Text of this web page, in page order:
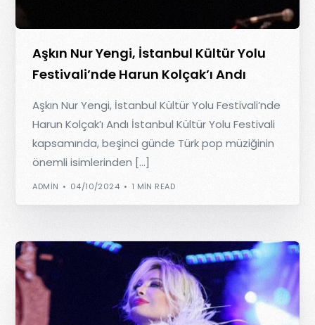
Aşkın Nur Yengi, İstanbul Kültür Yolu
Festivali’nde Harun Kolçak’ı Andı
Aşkın Nur Yengi, İstanbul Kültür Yolu Festivali’nde
Harun Kolçak’ı Andı İstanbul Kültür Yolu Festivali
kapsamında, beşinci günde Türk pop müziğinin
önemli isimlerinden […]
ADMIN 04/10/2024 1 MIN READ